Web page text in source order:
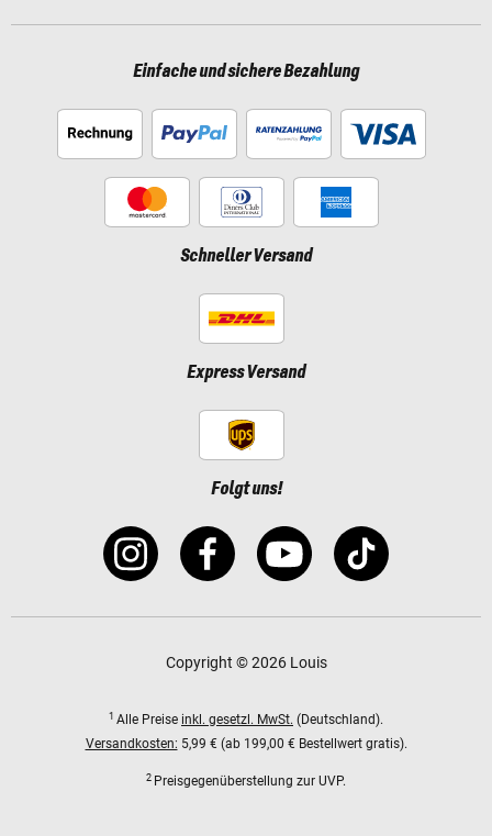
Einfache und sichere Bezahlung
Schneller Versand
Express Versand
Folgt uns!
Copyright © 2026 Louis
1 Alle Preise inkl. gesetzl. MwSt. (Deutschland).
Versandkosten: 5,99 € (ab 199,00 € Bestellwert gratis).
2 Preisgegenüberstellung zur UVP.